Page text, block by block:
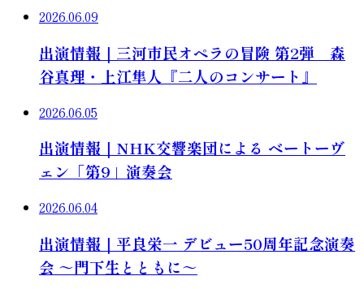
2026.06.09
出演情報｜三河市民オペラの冒険 第2弾 森
谷真理・上江隼人『二人のコンサート』
2026.06.05
出演情報｜NHK交響楽団による ベートーヴ
ェン「第9」演奏会
2026.06.04
出演情報｜平良栄一 デビュー50周年記念演奏
会 ～門下生とともに～